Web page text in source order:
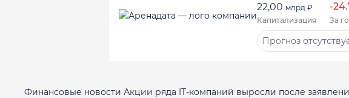
22,00 млрд ₽ -
Капитализация За
Прогноз
Финансовые новости Акции ряда IT-компаний выросли после